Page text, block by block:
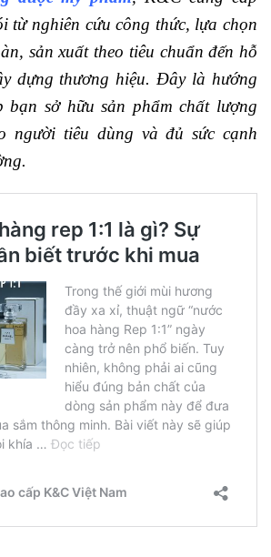
từ nghiên cứu công thức, lựa chọn
sản xuất theo tiêu chuẩn đến hỗ
dựng thương hiệu. Đây là hướng
bạn sở hữu sản phẩm chất lượng
người tiêu dùng và đủ sức cạnh